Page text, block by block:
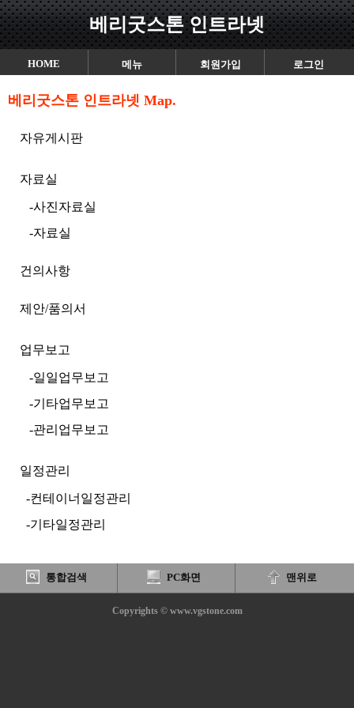
베리굿스톤 인트라넷
HOME 메뉴 회원가입 로그인
베리굿스톤 인트라넷 Map.
자유게시판
자료실
-사진자료실
-자료실
건의사항
제안/품의서
업무보고
-일일업무보고
-기타업무보고
-관리업무보고
일정관리
-컨테이너일정관리
-기타일정관리
통합검색 PC화면 맨위로
Copyrights © www.vgstone.com